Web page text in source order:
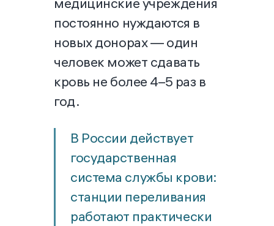
постоянно нуждаются в
новых донорах — один
человек может сдавать
кровь не более 4–5 раз в
год.
В России действует
государственная
система службы крови:
станции переливания
работают практически